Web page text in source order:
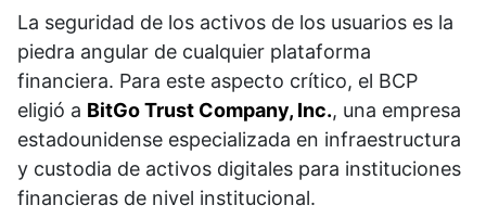
La seguridad de los activos de los usuarios es la
piedra angular de cualquier plataforma
financiera. Para este aspecto crítico, el BCP
eligió a BitGo Trust Company, Inc., una empresa
estadounidense especializada en infraestructura
y custodia de activos digitales para instituciones
financieras de nivel institucional.